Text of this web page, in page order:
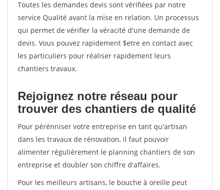
Toutes les demandes devis sont vérifiées par notre
service Qualité avant la mise en relation. Un processus
qui permet de vérifier la véracité d'une demande de
devis. Vous pouvez rapidement $etre en contact avec
les particuliers pour réaliser rapidement leurs
chantiers travaux.
Rejoignez notre réseau pour
trouver des chantiers de qualité
Pour pérénniser votre entreprise en tant qu'artisan
dans les travaux de rénovation, il faut pouvoir
alimenter régulièrement le planning chantiers de son
entreprise et doubler son chiffre d'affaires.
Pour les meilleurs artisans, le bouche à oreille peut